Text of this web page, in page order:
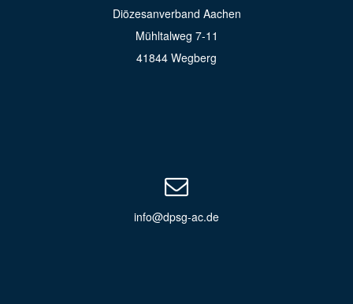
Diözesanverband Aachen
Mühltalweg 7-11
41844 Wegberg
info@dpsg-ac.de